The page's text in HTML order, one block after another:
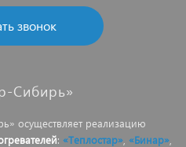
звонок
Сибирь»
осуществляет реализацию
: «Теплостар» «Бинар»